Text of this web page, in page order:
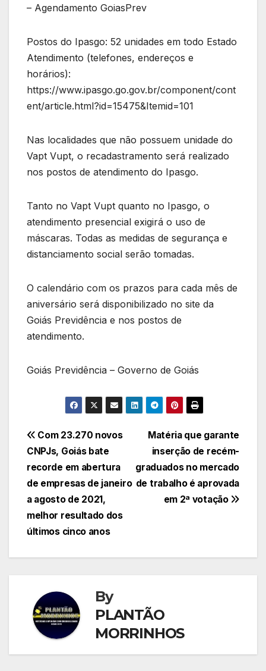
– Agendamento GoiasPrev
Postos do Ipasgo: 52 unidades em todo Estado
Atendimento (telefones, endereços e
horários):
https://www.ipasgo.go.gov.br/component/cont
ent/article.html?id=15475&Itemid=101
Nas localidades que não possuem unidade do
Vapt Vupt, o recadastramento será realizado
nos postos de atendimento do Ipasgo.
Tanto no Vapt Vupt quanto no Ipasgo, o
atendimento presencial exigirá o uso de
máscaras. Todas as medidas de segurança e
distanciamento social serão tomadas.
O calendário com os prazos para cada mês de
aniversário será disponibilizado no site da
Goiás Previdência e nos postos de
atendimento.
Goiás Previdência – Governo de Goiás
Navegação
de
Post
Matéria que garante
inserção de recém-
graduados no mercado
de trabalho é aprovada
em 2ª votação
Com 23.270 novos
CNPJs, Goiás bate
recorde em abertura
de empresas de janeiro
a agosto de 2021,
melhor resultado dos
últimos cinco anos
By
PLANTÃO
MORRINHOS